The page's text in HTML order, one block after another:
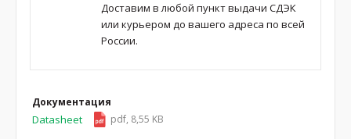
Доставим в любой пункт выдачи СДЭК
или курьером до вашего адреса по всей
России.
Документация
Datasheet pdf, 8,55 KB